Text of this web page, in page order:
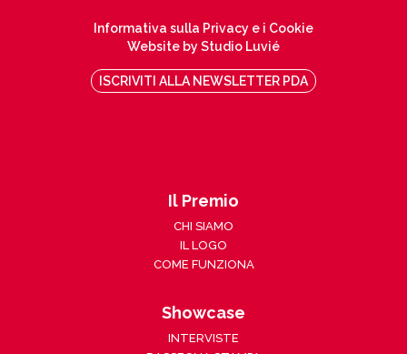
Informativa sulla Privacy e i Cookie
Website by Studio Luvié
ISCRIVITI ALLA NEWSLETTER PDA
Il Premio
CHI SIAMO
IL LOGO
COME FUNZIONA
Showcase
INTERVISTE